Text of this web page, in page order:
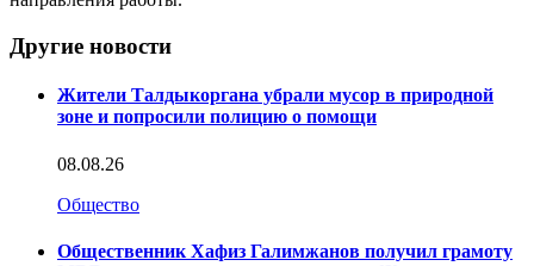
Другие новости
Жители Талдыкоргана убрали мусор в природной
зоне и попросили полицию о помощи
08.08.26
Общество
Общественник Хафиз Галимжанов получил грамоту